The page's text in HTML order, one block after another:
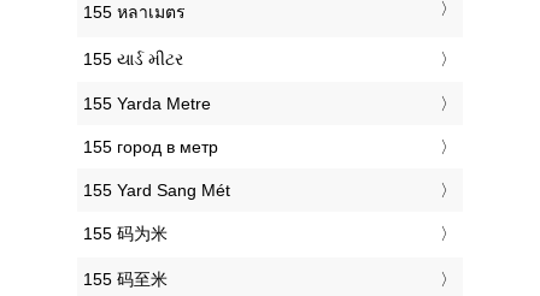
‎155 หลาเมตร
‎155 યાર્ડ મીટર
‎155 Yarda Metre
‎155 город в метр
‎155 Yard Sang Mét
‎155 码为米
‎155 码至米